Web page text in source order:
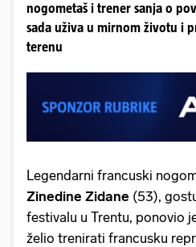
nogometaš i trener sanja o
sada uživa u mirnom životu i
terenu
Legendarni francuski
Zinedine Zidane (53),
festivalu u Trentu, ponovio
želio trenirati francusku